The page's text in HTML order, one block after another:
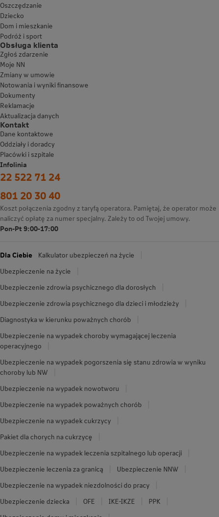
Oszczędzanie
Dziecko
Dom i mieszkanie
Podróż i sport
Obsługa klienta
Zgłoś zdarzenie
Moje NN
Zmiany w umowie
Notowania i wyniki finansowe
Dokumenty
Reklamacje
Aktualizacja danych
Kontakt
Dane kontaktowe
Oddziały i doradcy
Placówki i szpitale
Infolinia
22 522 71 24
801 20 30 40
Koszt połączenia zgodny z taryfą operatora. Pamiętaj, że operator może
naliczyć opłatę za numer specjalny. Zależy to od Twojej umowy.
Pon-Pt 9:00-17:00
Dla Ciebie
Kalkulator ubezpieczeń na życie
Ubezpieczenie na życie
Ubezpieczenie zdrowia psychicznego dla dorosłych
Ubezpieczenie zdrowia psychicznego dla dzieci i młodzieży
Diagnostyka w kierunku poważnych chorób
Ubezpieczenie na wypadek choroby wymagającej leczenia
operacyjnego
Ubezpieczenie na wypadek pogorszenia się stanu zdrowia w wyniku
choroby lub NW
Ubezpieczenie na wypadek nowotworu
Ubezpieczenie na wypadek poważnych chorób
Ubezpieczenie na wypadek cukrzycy
Pakiet dla chorych na cukrzycę
Ubezpieczenie na wypadek leczenia szpitalnego lub operacji
Ubezpieczenie leczenia za granicą
Ubezpieczenie NNW
Ubezpieczenie na wypadek niezdolności do pracy
Ubezpieczenie dziecka
OFE IKE-IKZE
PPK